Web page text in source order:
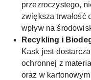
przezroczystego,
zwiększa trwałość
wpływ na
Recykling i
Kask jest
ochronnej z
oraz w